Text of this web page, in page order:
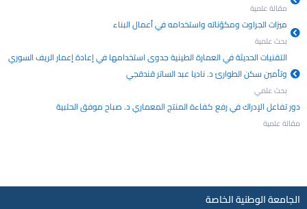
مقالة علمية
ميزات الجراوت ومكوّناته واستخدامه في أعمال البناء
بحث علمية
التقنيات الحديثة في العمارة الطينية جدوى استخدامها في إعادة إعمار الريف السوري
وتأمين سكن الطوارئ د. ناديا عبد الساتر قندقجي
بحث علمي
دور تفاعل الإدراك في رفع كفاءة المنتج المعماري د. صباح موفق الحلبية
مقالة علمية
الجامعة الوطنية الخاصة